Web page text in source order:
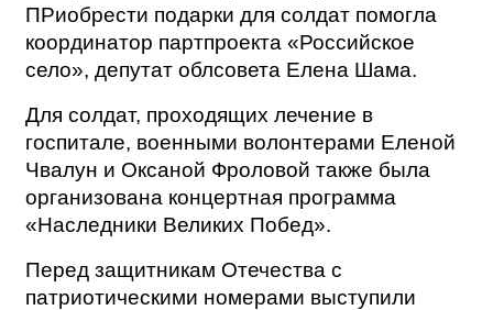
ПРиобрести подарки для солдат помогла
координатор партпроекта «Российское
село», депутат облсовета Елена Шама.
Для солдат, проходящих лечение в
госпитале, военными волонтерами Еленой
Чвалун и Оксаной Фроловой также была
организована концертная программа
«Наследники Великих Побед».
Перед защитникам Отечества с
патриотическими номерами выступили